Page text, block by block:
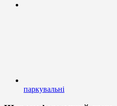
паркувальні